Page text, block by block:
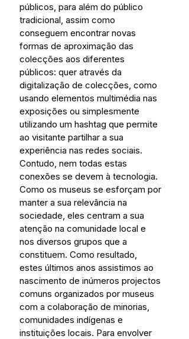
públicos, para além do público
tradicional, assim como
conseguem encontrar novas
formas de aproximação das
colecções aos diferentes
públicos: quer através da
digitalização de colecções, como
usando elementos multimédia nas
exposições ou simplesmente
utilizando um hashtag que permite
ao visitante partilhar a sua
experiência nas redes sociais.
Contudo, nem todas estas
conexões se devem à tecnologia.
Como os museus se esforçam por
manter a sua relevância na
sociedade, eles centram a sua
atenção na comunidade local e
nos diversos grupos que a
constituem. Como resultado,
estes últimos anos assistimos ao
nascimento de inúmeros projectos
comuns organizados por museus
com a colaboração de minorias,
comunidades indígenas e
instituições locais. Para envolver